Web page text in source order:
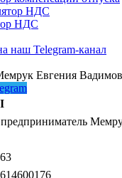
НДС
наш Telegram-канал
Евгения